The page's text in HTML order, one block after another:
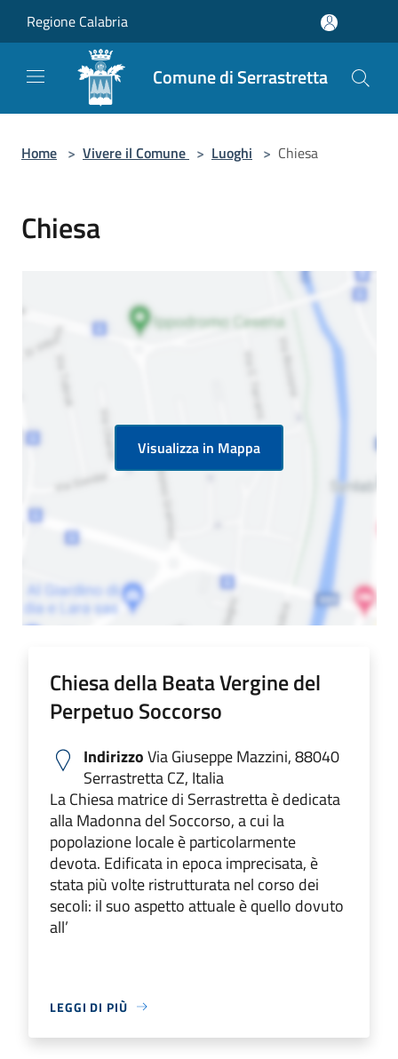
Regione Calabria
Comune di Serrastretta
Home > Vivere il Comune > Luoghi > Chiesa
Chiesa
Visualizza in Mappa
Chiesa della Beata Vergine del
Perpetuo Soccorso
IndirizzoVia Giuseppe Mazzini, 88040
Serrastretta CZ, Italia
La Chiesa matrice di Serrastretta è dedicata
alla Madonna del Soccorso, a cui la
popolazione locale è particolarmente
devota. Edificata in epoca imprecisata, è
stata più volte ristrutturata nel corso dei
secoli: il suo aspetto attuale è quello dovuto
all’
LEGGI DI PIÙ